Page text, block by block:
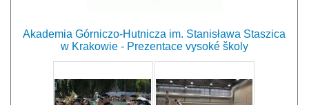
Akademia Górniczo-Hutnicza im. Stanisława Staszica
w Krakowie - Prezentace vysoké školy